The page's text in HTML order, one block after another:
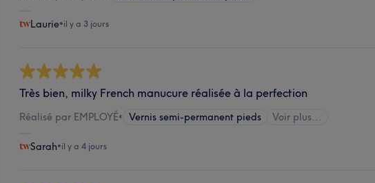
Laurie•il y a 3 jours
Très bien, milky French manucure réalisée à la perfection
Réalisé par EMPLOYÉ• Vernis semi-permanent pieds Voir plus...
Sarah•il y a 4 jours